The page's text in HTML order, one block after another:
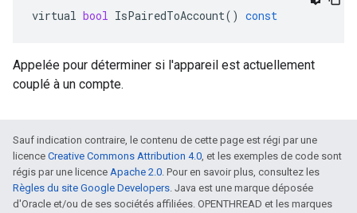
virtual bool IsPairedToAccount() const
Appelée pour déterminer si l'appareil est actuellement
couplé à un compte.
Sauf indication contraire, le contenu de cette page est régi par une
licence Creative Commons Attribution 4.0, et les exemples de code sont
régis par une licence Apache 2.0. Pour en savoir plus, consultez les
Règles du site Google Developers. Java est une marque déposée
d'Oracle et/ou de ses sociétés affiliées. OPENTHREAD et les marques